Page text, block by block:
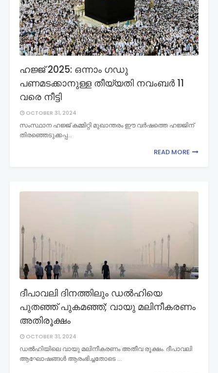
ഹജ്ജ് 2025: ഒന്നാം ഗഡു
പണമടക്കാനുള്ള തീയ്യതി നവംബർ 11
വരെ നീട്ടി
OCTOBER 31, 2024
സംസ്ഥാന ഹജ്ജ് കമ്മിറ്റി മുഖാന്തരം ഈ വർഷത്തെ ഹജ്ജിന്
തിരഞ്ഞെടുക്കപ്പ…
READ MORE
ദീപാവലി ദിനത്തിലും ഡൽഹിയെ
പുതഞ്ഞ് പുകമഞ്ഞ്; വായു മലിനീകരണം
അതിരൂക്ഷം
OCTOBER 31, 2024
ഡൽഹിയിലെ വായു മലിനീകരണം അതീവ രൂക്ഷം. ദീപാവലി
ആഘോഷങ്ങൾ ആരംഭിച്ചതോടെ …